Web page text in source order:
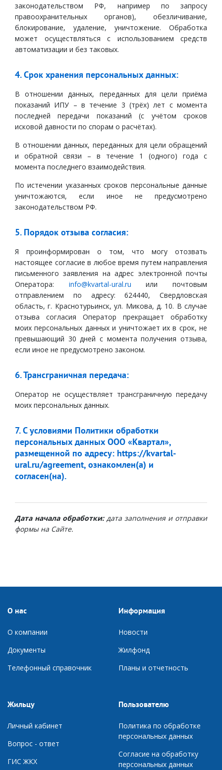
законодательством РФ, например по запросу
правоохранительных органов), обезличивание,
блокирование, удаление, уничтожение. Обработка
может осуществляться с использованием средств
автоматизации и без таковых.
4. Срок хранения персональных данных:
В отношении данных, переданных для цели приёма
показаний ИПУ – в течение 3 (трёх) лет с момента
последней передачи показаний (с учётом сроков
исковой давности по спорам о расчётах).
В отношении данных, переданных для цели обращений
и обратной связи – в течение 1 (одного) года с
момента последнего взаимодействия.
По истечении указанных сроков персональные данные
уничтожаются, если иное не предусмотрено
законодательством РФ.
5. Порядок отзыва согласия:
Я проинформирован о том, что могу отозвать
настоящее согласие в любое время путем направления
письменного заявления на адрес электронной почты
Оператора: info@kvartal-ural.ru или почтовым
отправлением по адресу: 624440, Свердловская
область, г. Краснотурьинск, ул. Микова, д. 10. В случае
отзыва согласия Оператор прекращает обработку
моих персональных данных и уничтожает их в срок, не
превышающий 30 дней с момента получения отзыва,
если иное не предусмотрено законом.
6. Трансграничная передача:
Оператор не осуществляет трансграничную передачу
моих персональных данных.
7. С условиями Политики обработки
персональных данных ООО «Квартал»,
размещенной по адресу: https://kvartal-
ural.ru/agreement, ознакомлен(а) и
согласен(на).
Дата начала обработки:дата заполнения и отправки
формы на Сайте.
О нас
О компании
Документы
Телефонный справочник
Информация
Новости
Жилфонд
Планы и отчетность
Жильцу
Личный кабинет
Вопрос - ответ
ГИС ЖКХ
Пользователю
Политика по обработке
персональных данных
Согласие на обработку
персональных данных